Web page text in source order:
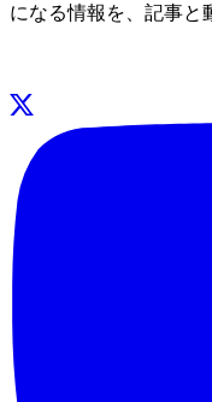
になる情報を、記事と